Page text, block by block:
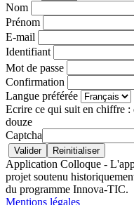
Nom
Prénom
E-mail
Identifiant
Mot de passe
Confirmation
Langue préférée
Ecrire ce qui suit en chiffre
douze
Captcha
Application Colloque -
projet soutenu
du programme Innova-TIC.
Mentions légales